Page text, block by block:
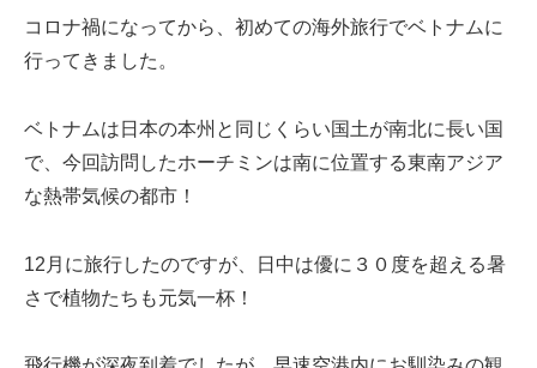
コロナ禍になってから、初めての海外旅行でベトナムに
行ってきました。
ベトナムは日本の本州と同じくらい国土が南北に長い国
で、今回訪問したホーチミンは南に位置する東南アジア
な熱帯気候の都市！
12月に旅行したのですが、日中は優に３０度を超える暑
さで植物たちも元気一杯！